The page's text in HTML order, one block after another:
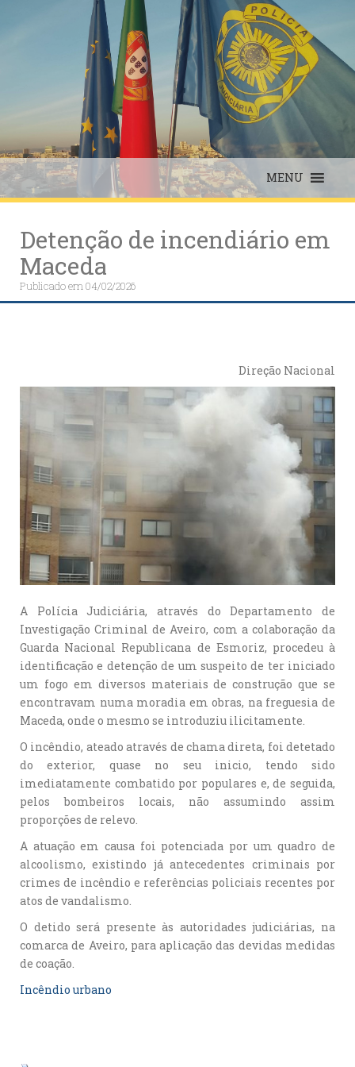
MENU
Detenção de incendiário em
Maceda
Publicado em04/02/2026
Direção Nacional
A Polícia Judiciária, através do Departamento de
Investigação Criminal de Aveiro, com a colaboração da
Guarda Nacional Republicana de Esmoriz, procedeu à
identificação e detenção de um suspeito de ter iniciado
um fogo em diversos materiais de construção que se
encontravam numa moradia em obras, na freguesia de
Maceda, onde o mesmo se introduziu ilicitamente.
O incêndio, ateado através de chama direta, foi detetado
do exterior, quase no seu inicio, tendo sido
imediatamente combatido por populares e, de seguida,
pelos bombeiros locais, não assumindo assim
proporções de relevo.
A atuação em causa foi potenciada por um quadro de
alcoolismo, existindo já antecedentes criminais por
crimes de incêndio e referências policiais recentes por
atos de vandalismo.
O detido será presente às autoridades judiciárias, na
comarca de Aveiro, para aplicação das devidas medidas
de coação.
Incêndio urbano